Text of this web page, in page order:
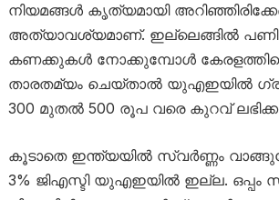
നിയമങ്ങൾ കൃത്യമായി
അത്യാവശ്യമാണ്. ഇല്ലെങ്ങിൽ പണി
കണക്കുകൾ നോക്കുമ്പോൾ
താരതമ്യം ചെയ്‌താൽ യുഎഇയിൽ
300 മുതൽ 500 രൂപ വരെ കുറവ്
കൂടാതെ ഇന്ത്യയിൽ സ്വർണ്ണം
3% ജിഎസ്ടി യുഎഇയിൽ ഇല്ല. ഒപ്പം